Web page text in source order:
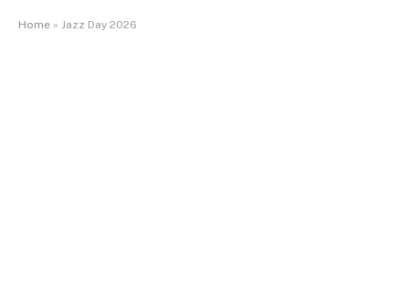
Home » Jazz Day 2026